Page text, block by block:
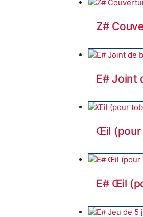
Z#
E# Joint
Œil (pour
E# Œil